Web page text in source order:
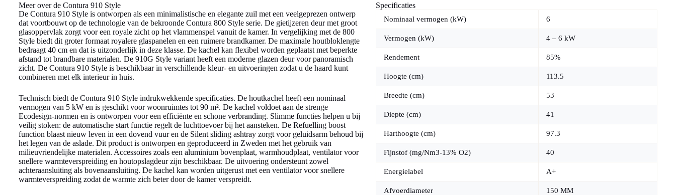
Meer over de Contura 910 Style
De Contura 910 Style is ontworpen als een minimalistische en elegante zuil met een veelgeprezen ontwerp
dat voortbouwt op de technologie van de bekroonde Contura 800 Style serie. De gietijzeren deur met groot
glasoppervlak zorgt voor een royale zicht op het vlammenspel vanuit de kamer. In vergelijking met de 800
Style biedt dit groter formaat royalere glaspanelen en een ruimere brandkamer. De maximale houtbloklengte
bedraagt 40 cm en dat is uitzonderlijk in deze klasse. De kachel kan flexibel worden geplaatst met beperkte
afstand tot brandbare materialen. De 910G Style variant heeft een moderne glazen deur voor panoramisch
zicht. De Contura 910 Style is beschikbaar in verschillende kleur- en uitvoeringen zodat u de haard kunt
combineren met elk interieur in huis.
Technisch biedt de Contura 910 Style indrukwekkende specificaties. De houtkachel heeft een nominaal
vermogen van 5 kW en is geschikt voor woonruimtes tot 90 m². De kachel voldoet aan de strenge
Ecodesign-normen en is ontworpen voor een efficiënte en schone verbranding. Slimme functies helpen u bij
veilig stoken: de automatische start functie regelt de luchttoevoer bij het aansteken. De Refuelling boost
function blaast nieuw leven in een dovend vuur en de Silent sliding ashtray zorgt voor geluidsarm behoud bij
het legen van de aslade. Dit product is ontworpen en geproduceerd in Zweden met het gebruik van
milieuvriendelijke materialen. Accessoires zoals een aluminium bovenplaat, warmhoudplaat, ventilator voor
snellere warmteverspreiding en houtopslagdeur zijn beschikbaar. De uitvoering ondersteunt zowel
achteraansluiting als bovenaansluiting. De kachel kan worden uitgerust met een ventilator voor snellere
warmteverspreiding zodat de warmte zich beter door de kamer verspreidt.
Specificaties
Nominaal vermogen (kW) 6
Vermogen (kW) 4 – 6 kW
Rendement 85%
Hoogte (cm) 113.5
Breedte (cm) 53
Diepte (cm) 41
Harthoogte (cm) 97.3
Fijnstof (mg/Nm3-13% O2) 40
Energielabel A+
Afvoerdiameter 150 MM